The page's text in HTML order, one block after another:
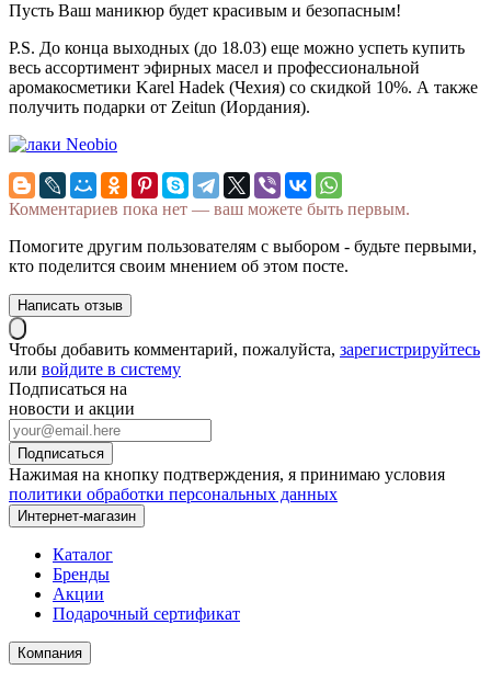
Пусть Ваш маникюр будет красивым и безопасным!
P.S. До конца выходных (до 18.03) еще можно успеть купить
весь ассортимент эфирных масел и профессиональной
аромакосметики Karel Hadek (Чехия) со скидкой 10%. А также
получить подарки от Zeitun (Иордания).
Комментариев пока нет — ваш можете быть первым.
Помогите другим пользователям с выбором - будьте первыми,
кто поделится своим мнением об этом посте.
Написать отзыв
Чтобы добавить комментарий, пожалуйста, зарегистрируйтесь
или войдите в систему
Подписаться на
новости и акции
Нажимая на кнопку подтверждения, я принимаю условия
политики обработки персональных данных
Интернет-магазин
Каталог
Бренды
Акции
Подарочный сертификат
Компания